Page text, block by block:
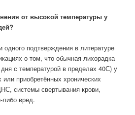
от высокой температуры у
подтверждения в литературе
о том, что обычная лихорадка
с температурой в пределах 40С) у
приобретённых хронических
системы свертывания крови,
либо вред.